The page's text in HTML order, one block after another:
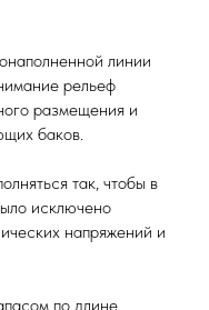
линии
рельеф
размещения и
баков.
так, чтобы в
исключено
напряжений и
по длине,